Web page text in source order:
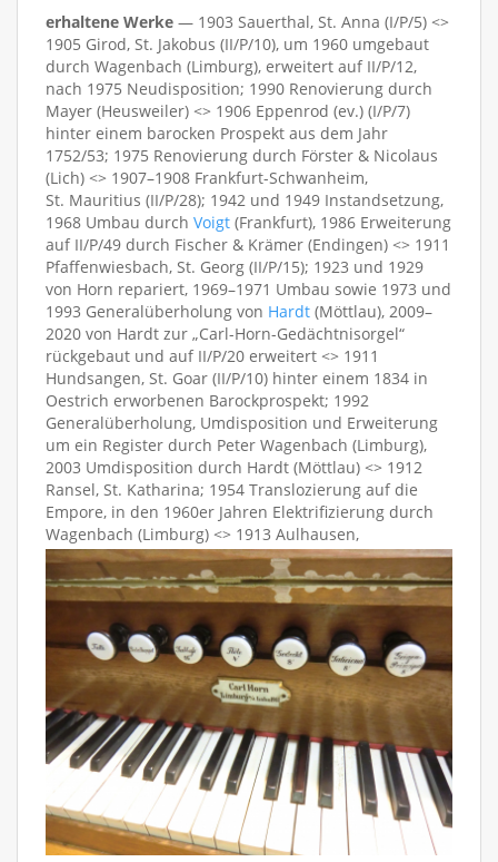
erhaltene Werke — 1903 Sauerthal, St. Anna (I/P/5) <>
1905 Girod, St. Jakobus (II/P/10), um 1960 umgebaut
durch Wagenbach (Limburg), erweitert auf II/P/12,
nach 1975 Neudisposition; 1990 Renovierung durch
Mayer (Heusweiler) <> 1906 Eppenrod (ev.) (I/P/7)
hinter einem barocken Prospekt aus dem Jahr
1752/53; 1975 Renovierung durch Förster & Nicolaus
(Lich) <> 1907–1908 Frankfurt-Schwanheim,
St. Mauritius (II/P/28); 1942 und 1949 Instandsetzung,
1968 Umbau durch Voigt (Frankfurt), 1986 Erweiterung
auf II/P/49 durch Fischer & Krämer (Endingen) <> 1911
Pfaffenwiesbach, St. Georg (II/P/15); 1923 und 1929
von Horn repariert, 1969–1971 Umbau sowie 1973 und
1993 Generalüberholung von Hardt (Möttlau), 2009–
2020 von Hardt zur „Carl-Horn-Gedächtnisorgel“
rückgebaut und auf II/P/20 erweitert <> 1911
Hundsangen, St. Goar (II/P/10) hinter einem 1834 in
Oestrich erworbenen Barockprospekt; 1992
Generalüberholung, Umdisposition und Erweiterung
um ein Register durch Peter Wagenbach (Limburg),
2003 Umdisposition durch Hardt (Möttlau) <> 1912
Ransel, St. Katharina; 1954 Translozierung auf die
Empore, in den 1960er Jahren Elektrifizierung durch
Wagenbach (Limburg) <> 1913 Aulhausen,